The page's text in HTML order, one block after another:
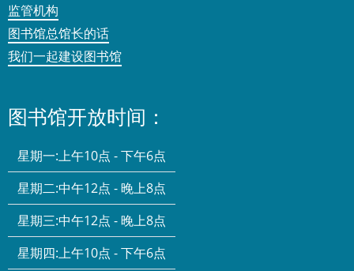
监管机构
图书馆总馆长的话
我们一起建设图书馆
图书馆开放时间：
星期一:上午10点 - 下午6点
星期二:中午12点 - 晚上8点
星期三:中午12点 - 晚上8点
星期四:上午10点 - 下午6点